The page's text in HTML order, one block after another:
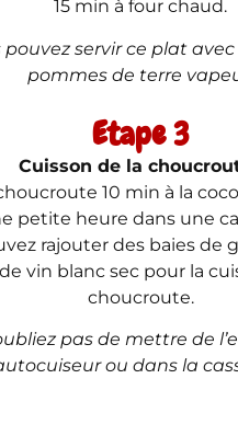
15 min à four chaud.
pouvez servir ce plat
pommes de terre
Etape 3
Cuisson de la
10 min à la
petite heure dans une
rajouter des baies de
vin blanc sec pour la
choucroute.
pas de mettre de
ou dans la